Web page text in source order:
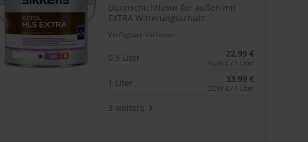
Dünnschichtlasur für außen mit
EXTRA Witterungsschutz.
Verfügbare Varianten
0,5 Liter 22,99 €
45,98 € / 1 Liter
1 Liter 33,99 €
33,99 € / 1 Liter
3 weitere